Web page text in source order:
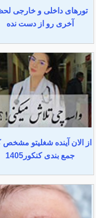
تورهای داخلی و خارجی
آخری رو از دست نده
از الان آینده شغلیتو
جمع بندی کنکور1405